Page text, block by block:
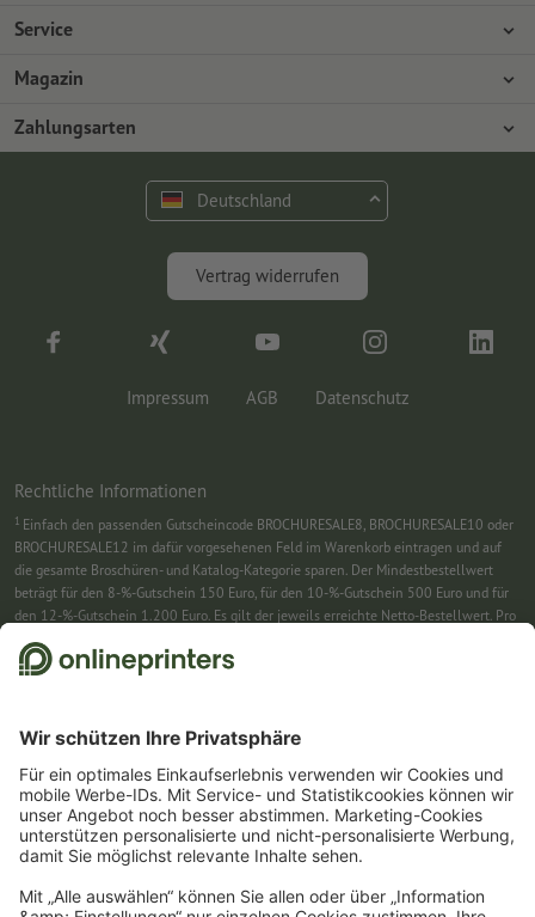
Über Onlineprinters
Presse
Umweltschutz
Service
Zahlungsarten
Versand
Magazin
Design
Zahlungsarten
Deutschland
Vertrag widerrufen
Impressum AGB Datenschutz
Rechtliche Informationen
1 Einfach den passenden Gutscheincode BROCHURESALE8, BROCHURESALE10 oder
BROCHURESALE12 im dafür vorgesehenen Feld im Warenkorb eintragen und auf
die gesamte Broschüren- und Katalog-Kategorie sparen. Der Mindestbestellwert
beträgt für den 8-%-Gutschein 150 Euro, für den 10-%-Gutschein 500 Euro und für
den 12-%-Gutschein 1.200 Euro. Es gilt der jeweils erreichte Netto-Bestellwert. Pro
Bestellung ist nur ein Gutscheincode einlösbar. Mehrfach einlösbar. Keine
Barauszahlung. Nicht mit weiteren Aktionen kombinierbar. Die Aktion gilt bis
einen Klick bestätigen. Erst dann senden wir Ihnen den Rabattcode und künftig
unseren Newsletter zu. Natürlich können Sie sich jederzeit swieder abmelden.
Maximale Höhe des Rabatts: 150 € des Bestellwerts (netto). Einmalig einlösbar.
Kein Mindestbestellwert. Keine Barauszahlung. Nicht mit weiteren Aktionen oder
Gutscheincodes kombinierbar.Der Gutschein ist nach Erhalt sechs Wochen gültig.
Warenkorb eintragen und auf ausgewählte Produkte sparen. Kein